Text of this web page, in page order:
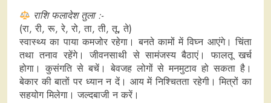
राशि फलादेश तुला :-
(रा, री, रू, रे, रो, ता, ती, तू, ते)
स्वास्थ्य का पाया कमजोर रहेगा। बनते कामों में विघ्न आएंगे। चिंता
तथा तनाव रहेंगे। जीवनसाथी से सामंजस्य बैठाएं। फालतू खर्च
होगा। कुसंगति से बचें। बेवजह लोगों से मनमुटाव हो सकता है।
बेकार की बातों पर ध्यान न दें। आय में निश्चितता रहेगी। मित्रों का
सहयोग मिलेगा। जल्दबाजी न करें।